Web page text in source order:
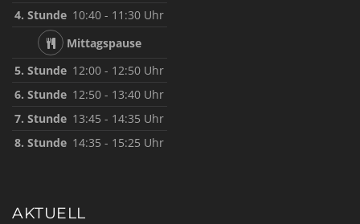
4. Stunde 10:40 - 11:30 Uhr
Mittagspause
5. Stunde 12:00 - 12:50 Uhr
6. Stunde 12:50 - 13:40 Uhr
7. Stunde 13:45 - 14:35 Uhr
8. Stunde 14:35 - 15:25 Uhr
AKTUELL